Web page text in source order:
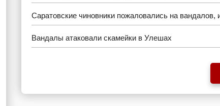
Саратовские чиновники пожаловались на
Вандалы атаковали скамейки в Улешах